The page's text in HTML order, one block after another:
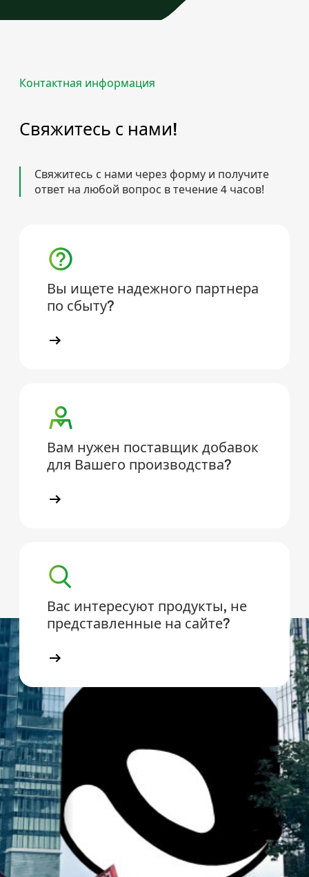
Контактная информация
Свяжитесь с нами!
Свяжитесь с нами через форму и получите
ответ на любой вопрос в течение 4 часов!
Вы ищете надежного партнера
по сбыту?
Вам нужен поставщик добавок
для Вашего производства?
Вас интересуют продукты, не
представленные на сайте?